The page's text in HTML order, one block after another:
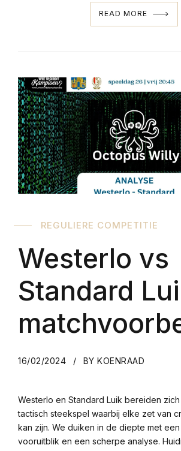
READ MORE
REGULIERE COMPETITIE
Westerlo vs
Standard
16/02/2024 BY KOENRAAD
Westerlo en Standard Luik bereiden
tactisch steekspel waarbij elke zet van
kan zijn. We duiken in de diepte met
vooruitblik en een scherpe analyse.